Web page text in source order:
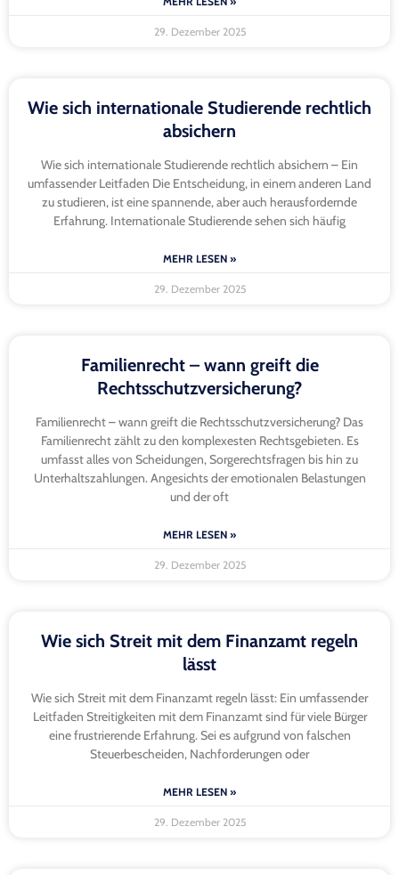
29. Dezember 2025
Wie sich internationale Studierende rechtlich
absichern
Wie sich internationale Studierende rechtlich absichern – Ein
umfassender Leitfaden Die Entscheidung, in einem anderen Land
zu studieren, ist eine spannende, aber auch herausfordernde
Erfahrung. Internationale Studierende sehen sich häufig
MEHR LESEN »
29. Dezember 2025
Familienrecht – wann greift die
Rechtsschutzversicherung?
Familienrecht – wann greift die Rechtsschutzversicherung? Das
Familienrecht zählt zu den komplexesten Rechtsgebieten. Es
umfasst alles von Scheidungen, Sorgerechtsfragen bis hin zu
Unterhaltszahlungen. Angesichts der emotionalen Belastungen
und der oft
MEHR LESEN »
29. Dezember 2025
Wie sich Streit mit dem Finanzamt regeln
lässt
Wie sich Streit mit dem Finanzamt regeln lässt: Ein umfassender
Leitfaden Streitigkeiten mit dem Finanzamt sind für viele Bürger
eine frustrierende Erfahrung. Sei es aufgrund von falschen
Steuerbescheiden, Nachforderungen oder
MEHR LESEN »
29. Dezember 2025